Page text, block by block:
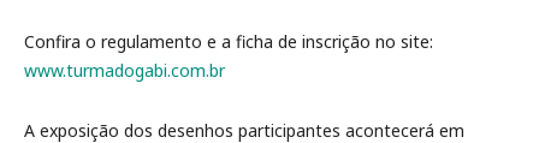
Confira o regulamento e a ficha de inscrição no site:
www.turmadogabi.com.br
A exposição dos desenhos participantes acontecerá em